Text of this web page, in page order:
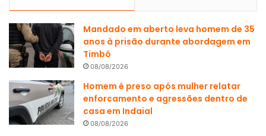
Mandado em aberto leva homem de 35
anos à prisão durante abordagem em
Timbó
08/08/2026
Homem é preso após mulher relatar
enforcamento e agressões dentro de
casa em Indaial
08/08/2026